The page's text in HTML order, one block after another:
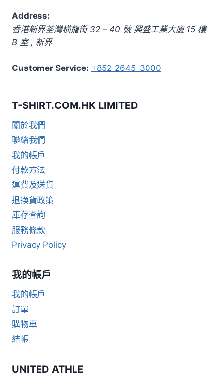
Address:
香港新界荃灣橫龍街 32 – 40 號 興盛工業大廈 15 樓
B 室, 新界
Customer Service: +852-2645-3000
T-SHIRT.COM.HK LIMITED
關於我們
聯絡我們
我的帳戶
付款方法
運費及送貨
退換貨政策
庫存查詢
服務條款
Privacy Policy
我的帳戶
我的帳戶
訂單
購物車
結帳
UNITED ATHLE